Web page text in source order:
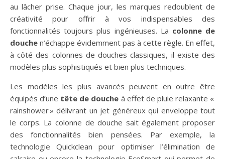
au lâcher prise. Chaque jour, les marques redoublent de
créativité pour offrir à vos indispensables des
fonctionnalités toujours plus ingénieuses. La colonne de
douche n’échappe évidemment pas à cette règle. En effet,
à côté des colonnes de douches classiques, il existe des
modèles plus sophistiqués et bien plus techniques.
Les modèles les plus avancés peuvent en outre être
équipés d’une tête de douche à effet de pluie relaxante «
rainshower » délivrant un jet généreux qui enveloppe tout
le corps. La colonne de douche sait également proposer
des fonctionnalités bien pensées. Par exemple, la
technologie Quickclean pour optimiser l’élimination de